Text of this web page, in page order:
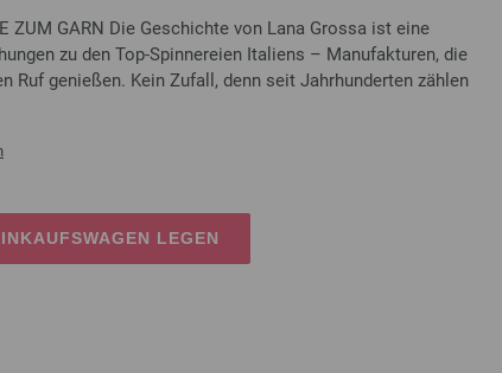
ZUM GARN Die Geschichte von Lana Grossa ist eine
zu den Top-Spinnereien Italiens – Manufakturen, die
Ruf genießen. Kein Zufall, denn seit Jahrhunderten zählen
LEGEN